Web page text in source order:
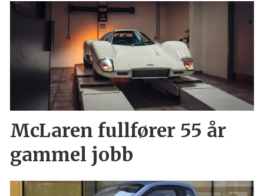
McLaren fullfører 55 år
gammel jobb